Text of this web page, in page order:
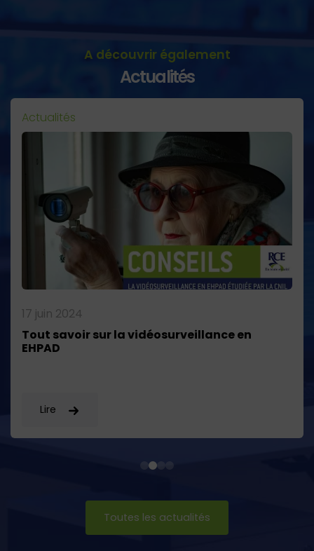
A découvrir également
Actualités
Actualités
17 juin 2024
Tout savoir sur la vidéosurveillance en
EHPAD
Lire
Toutes les actualités